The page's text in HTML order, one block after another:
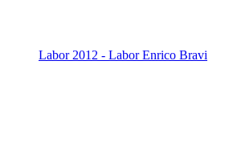
Labor 2012 - Labor Enrico Bravi